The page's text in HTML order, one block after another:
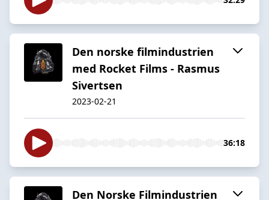
Den norske filmindustrien
med Rocket Films - Rasmus
Sivertsen
2023-02-21
36:18
Den Norske Filmindustrien